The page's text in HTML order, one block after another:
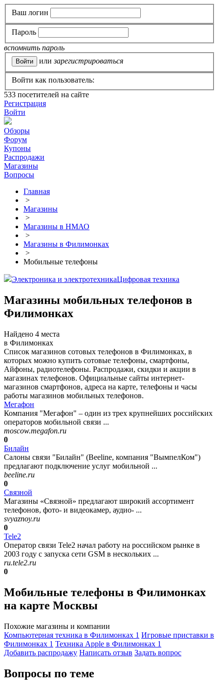
Ваш логин
Пароль
вспомнить пароль
или зарегистрироваться
Войти как пользователь:
533 посетителей на сайте
Регистрация
Войти
Обзоры
Форум
Купоны
Распродажи
Магазины
Вопросы
Главная
>
Магазины
>
Магазины в НМАО
>
Магазины в Филимонках
>
Мобильные телефоны
Электроника и электротехникаЦифровая техника
Магазины мобильных телефонов в
Филимонках
Найдено 4 места
в Филимонках
Список магазинов сотовых телефонов в Филимонках, в
которых можно купить сотовые телефоны, смартфоны,
Айфоны, радиотелефоны. Распродажи, скидки и акции в
магазинах телефонов. Официальные сайты интернет-
магазинов смартфонов, адреса на карте, телефоны и часы
работы магазинов мобильных телефонов.
Мегафон
Компания "Мегафон" – один из трех крупнейших российских
операторов мобильной связи ...
moscow.megafon.ru
0
Билайн
Салоны связи "Билайн" (Beeline, компания "ВымпелКом")
предлагают подключение услуг мобильной ...
beeline.ru
0
Связной
Магазины «Связной» предлагают широкий ассортимент
телефонов, фото- и видеокамер, аудио- ...
svyaznoy.ru
0
Tele2
Оператор связи Tele2 начал работу на российском рынке в
2003 году с запуска сети GSM в нескольких ...
ru.tele2.ru
0
Мобильные телефоны в Филимонках
на карте Москвы
Похожие магазины и компании
Компьютерная техника в Филимонках 1 Игровые приставки в
Филимонках 1 Техника Apple в Филимонках 1
Добавить раcпродажу Написать отзыв Задать вопрос
Вопросы по теме